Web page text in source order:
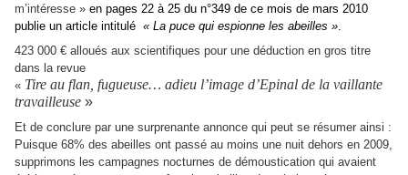
m’intéresse » en pages 22 à 25 du n°349 de ce mois de mars 2010
publie un article intitulé « La puce qui espionne les abeilles ».
423 000 € alloués aux scientifiques pour une déduction en gros titre
dans la revue
« Tire au flan, fugueuse… adieu l’image d’Epinal de la vaillante
travailleuse »
Et de conclure par une surprenante annonce qui peut se résumer ainsi :
Puisque 68% des abeilles ont passé au moins une nuit dehors en 2009,
supprimons les campagnes nocturnes de démoustication qui avaient